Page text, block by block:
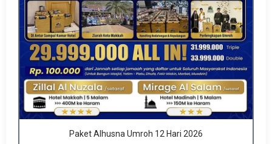
Paket Alhusna Umroh 12 Hari 2026